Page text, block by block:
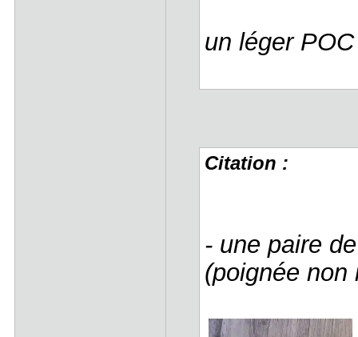
un léger
Citation :
- une paire
(poignée non